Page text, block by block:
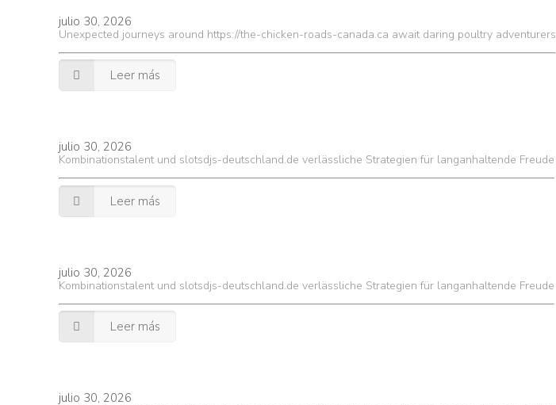
julio 30, 2026
Unexpected journeys around https://the-chicken-roads-canada.ca await daring poultry adventurers
Leer más
julio 30, 2026
Kombinationstalent und slotsdjs-deutschland.de verlässliche Strategien für langanhaltende Freude
Leer más
julio 30, 2026
Kombinationstalent und slotsdjs-deutschland.de verlässliche Strategien für langanhaltende Freude
Leer más
julio 30, 2026